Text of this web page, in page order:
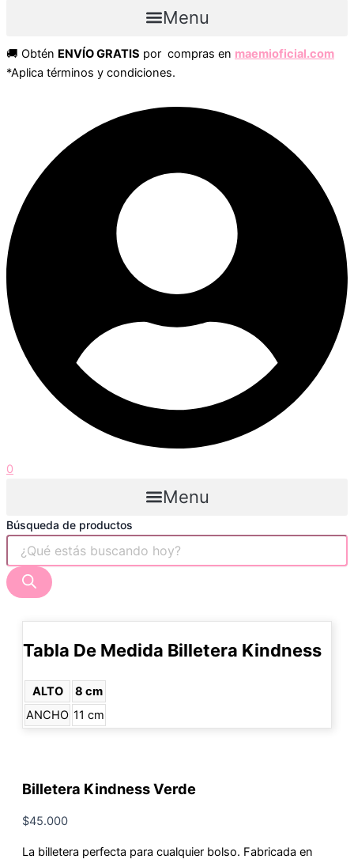
Menu
🚚 Obtén ENVÍO GRATIS por compras en maemioficial.com
*Aplica términos y condiciones.
0
Menu
Búsqueda de productos
Tabla De Medida Billetera Kindness
ALTO
8 cm
ANCHO 11 cm
Billetera Kindness Verde
$45.000
La billetera perfecta para cualquier bolso. Fabricada en